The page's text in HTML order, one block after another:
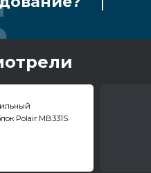
Polair MB331S